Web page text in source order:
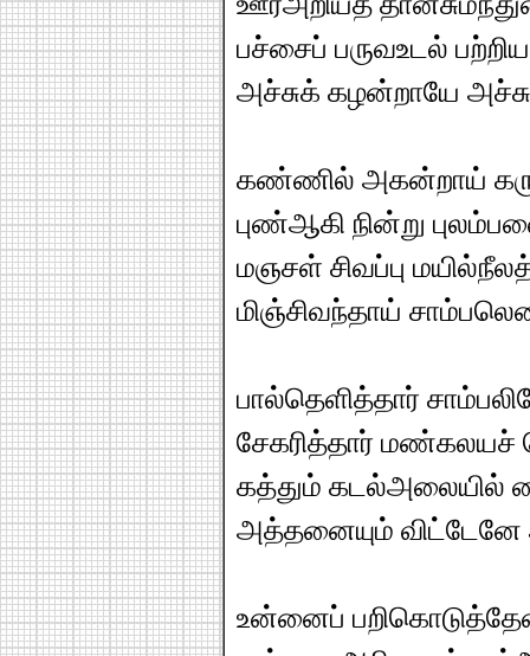
பச்சைப் பருவஉடல்
அச்சுக் கழன்றாயே
கண்ணில் அகன்றாய்
புண்ஆகி நின்று
மஞசள் சிவப்பு
மிஞ்சிவந்தாய்
பால்தெளித்தார்
சேகரித்தார் மண்கலயச்
கத்தும் கடல்அலையில்
அத்தனையும்
உன்னைப்